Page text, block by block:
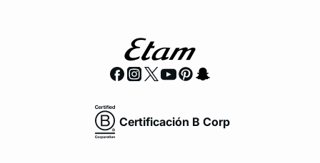
Certificación B Corp